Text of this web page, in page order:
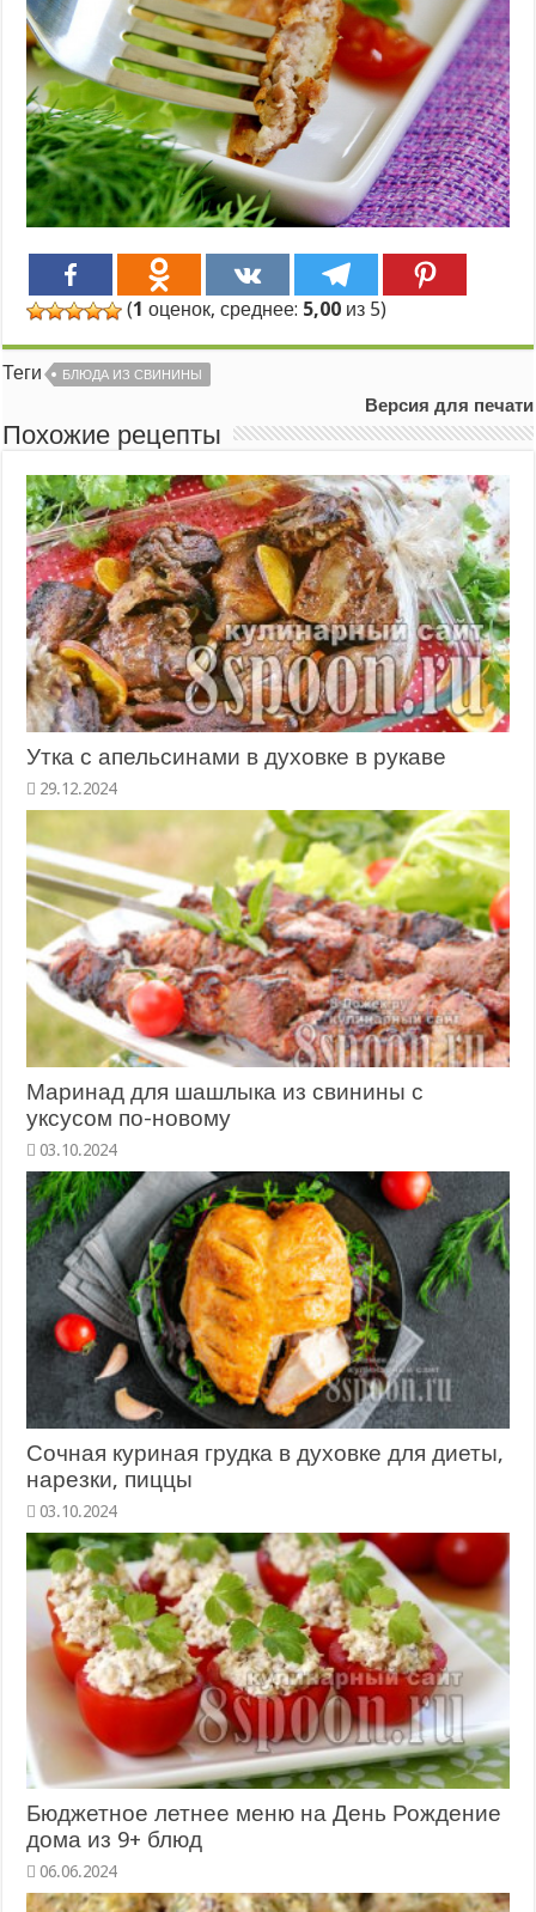
(1 оценок, среднее: 5,00 из 5)
Теги БЛЮДА ИЗ СВИНИНЫ
Версия для печати
Похожие рецепты
Утка с апельсинами в духовке в рукаве
Маринад для шашлыка из свинины с
уксусом по-новому
Сочная куриная грудка в духовке для диеты,
нарезки, пиццы
Бюджетное летнее меню на День Рождение
дома из 9+ блюд